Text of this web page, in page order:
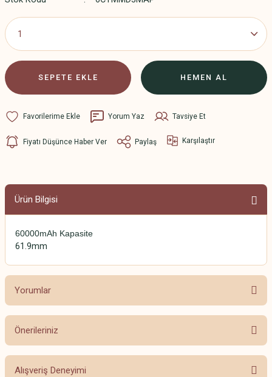
SEPETE EKLE HEMEN AL
Yorum Yaz Tavsiye Et
Fiyatı Düşünce Haber Ver Paylaş Karşılaştır
Ürün Bilgisi
60000mAh Kapasite
61.9mm
Yorumlar
Bu ürüne ilk yorumu siz yapın!
Önerileriniz
Bu ürünün fiyat bilgisi, resim, ürün açıklamalarında ve diğer konularda
Alışveriş Deneyimi